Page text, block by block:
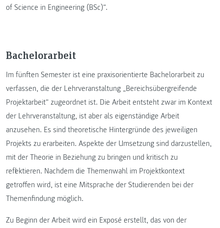
of Science in Engineering (BSc)“.
Bachelorarbeit
Im fünften Semester ist eine praxisorientierte Bachelorarbeit zu
verfassen, die der Lehrveranstaltung „Bereichsübergreifende
Projektarbeit“ zugeordnet ist. Die Arbeit entsteht zwar im Kontext
der Lehrveranstaltung, ist aber als eigenständige Arbeit
anzusehen. Es sind theoretische Hintergründe des jeweiligen
Projekts zu erarbeiten. Aspekte der Umsetzung sind darzustellen,
mit der Theorie in Beziehung zu bringen und kritisch zu
reflektieren. Nachdem die Themenwahl im Projektkontext
getroffen wird, ist eine Mitsprache der Studierenden bei der
Themenfindung möglich.
Zu Beginn der Arbeit wird ein Exposé erstellt, das von der